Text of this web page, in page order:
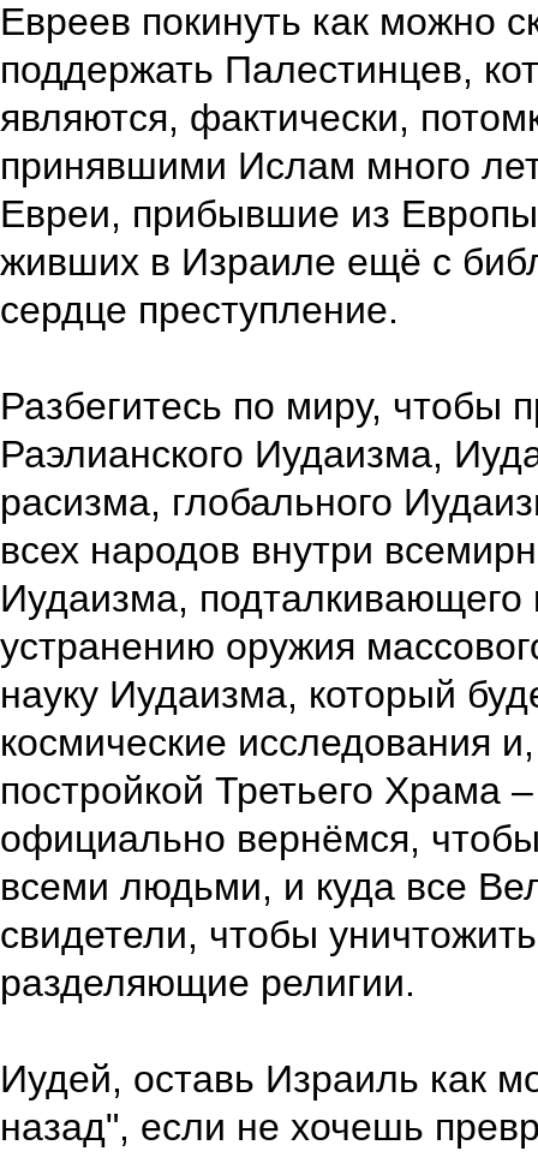
Евреев покинуть как можно
поддержать Палестинцев,
являются, фактически,
принявшими Ислам много
Евреи, прибывшие из
живших в Израиле ещё с
сердце преступление.
Разбегитесь по миру, чтобы
Раэлианского Иудаизма,
расизма, глобального
всех народов внутри
Иудаизма,
устранению оружия
науку Иудаизма, который
космические исследования
постройкой Третьего Храма
официально вернёмся,
всеми людьми, и куда все
свидетели, чтобы
разделяющие религии.
Иудей, оставь Израиль как
назад", если не хочешь